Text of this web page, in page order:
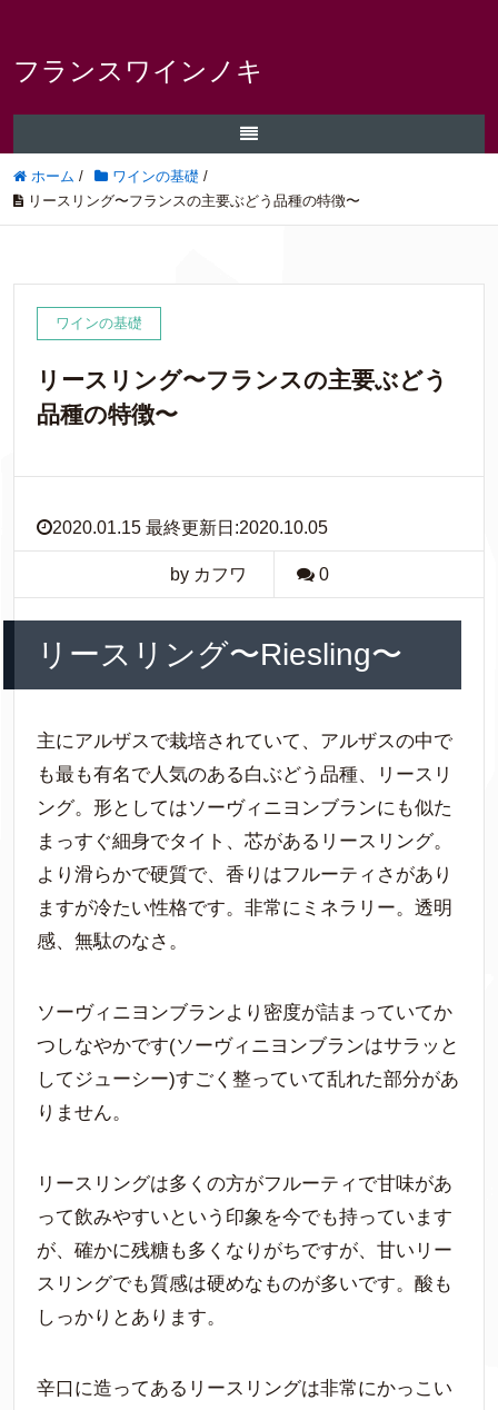
フランスワインノキ
ホーム / ワインの基礎 /
リースリング〜フランスの主要ぶどう品種の特徴〜
ワインの基礎
リースリング〜フランスの主要ぶどう
品種の特徴〜
2020.01.15 最終更新日:2020.10.05
by カフワ 0
リースリング〜Riesling〜
主にアルザスで栽培されていて、アルザスの中で
も最も有名で人気のある白ぶどう品種、リースリ
ング。形としてはソーヴィニヨンブランにも似た
まっすぐ細身でタイト、芯があるリースリング。
より滑らかで硬質で、香りはフルーティさがあり
ますが冷たい性格です。非常にミネラリー。透明
感、無駄のなさ。
ソーヴィニヨンブランより密度が詰まっていてか
つしなやかです(ソーヴィニヨンブランはサラッと
してジューシー)すごく整っていて乱れた部分があ
りません。
リースリングは多くの方がフルーティで甘味があ
って飲みやすいという印象を今でも持っています
が、確かに残糖も多くなりがちですが、甘いリー
スリングでも質感は硬めなものが多いです。酸も
しっかりとあります。
辛口に造ってあるリースリングは非常にかっこい